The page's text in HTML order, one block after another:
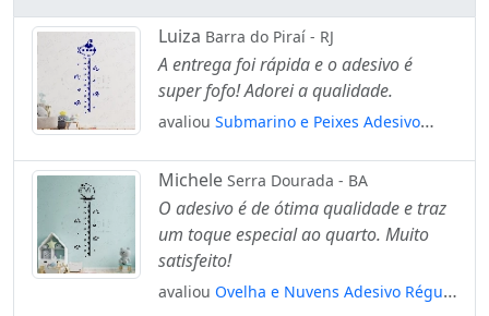
para Quarto, Porta e Parede Mod:101
Luiza Barra do Piraí - RJ
A entrega foi rápida e o adesivo é
super fofo! Adorei a qualidade.
avaliou Submarino e Peixes Adesivo
de Altura para Quarto, Porta e Parede
Mod:252
Michele Serra Dourada - BA
O adesivo é de ótima qualidade e traz
um toque especial ao quarto. Muito
satisfeito!
avaliou Ovelha e Nuvens Adesivo Régua